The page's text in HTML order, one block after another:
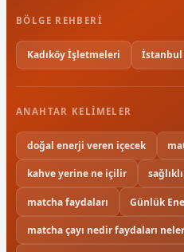
BÖLGE REHBERI
Kadıköy İşletmeleri
ANAHTAR KELIMELER
doğal enerji veren içecek
kahve yerine ne içilir
matcha faydaları Günlük
matcha çayı nedir faydaları